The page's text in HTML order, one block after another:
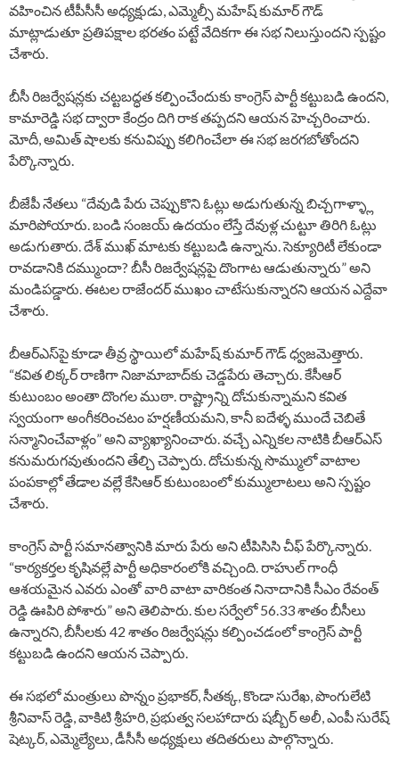
వహించిన టీపీసీసీ అధ్యక్షుడు, ఎమ్మెల్సీ మహేష్ కుమార్ గౌడ్
మాట్లాడుతూ ప్రతిపక్షాల భరతం పట్టే వేదికగా ఈ సభ నిలుస్తుందని స్పష్టం
చేశారు.
బీసీ రిజర్వేషన్లకు చట్టబద్ధత కల్పించేందుకు కాంగ్రెస్ పార్టీ కట్టుబడి ఉందని,
కామారెడ్డి సభ ద్వారా కేంద్రం దిగి రాక తప్పదని ఆయన హెచ్చరించారు.
మోదీ, అమిత్ షాలకు కనువిప్పు కలిగించేలా ఈ సభ జరగబోతోందని
పేర్కొన్నారు.
బీజేపీ నేతలు “దేవుడి పేరు చెప్పుకొని ఓట్లు అడుగుతున్న బిచ్చగాళ్ళ్లా
మారిపోయారు. బండి సంజయ్ ఉదయం లేస్తే దేవుళ్ల చుట్టూ తిరిగి ఓట్లు
అడుగుతారు. దేశ్ ముఖ్ మాటకు కట్టుబడి ఉన్నాను. సెక్యూరిటీ లేకుండా
రావడానికి దమ్ముందా? బీసీ రిజర్వేషన్లపై దొంగాట ఆడుతున్నారు” అని
మండిపడ్డారు. ఈటల రాజేందర్ ముఖం చాటేసుకున్నారని ఆయన ఎద్దేవా
చేశారు.
బీఆర్‌ఎస్‌పై కూడా తీవ్ర స్థాయిలో మహేష్ కుమార్ గౌడ్ ధ్వజమెత్తారు.
“కవిత లిక్కర్ రాణిగా నిజామాబాద్‌కు చెడ్డపేరు తెచ్చారు. కేసీఆర్
కుటుంబం అంతా దొంగల ముఠా. రాష్ట్రాన్ని దోచుకున్నామని కవిత
స్వయంగా అంగీకరించటం హర్షణీయమని, కానీ ఐదేళ్ళ ముందే చెబితే
సన్మానించేవాళ్లం” అని వ్యాఖ్యానించారు. వచ్చే ఎన్నికల నాటికి బీఆర్‌ఎస్
కనుమరుగవుతుందని తేల్చి చెప్పారు. దోచుకున్న సొమ్ములో వాటాల
పంపకాల్లో తేడాల వల్లే కేసిఆర్ కుటుంబంలో కుమ్ములాటలు అని స్పష్టం
చేశారు.
కాంగ్రెస్ పార్టీ సమానత్వానికి మారు పేరు అని టీపిసిసి చీఫ్ పేర్కొన్నారు.
“కార్యకర్తల కృషివల్లే పార్టీ అధికారంలోకి వచ్చింది. రాహుల్ గాంధీ
ఆశయమైన ఎవరు ఎంతో వారి వాటా వారికంత నినాదానికి సీఎం రేవంత్
రెడ్డి ఊపిరి పోశారు” అని తెలిపారు. కుల సర్వేలో 56.33 శాతం బీసీలు
ఉన్నారని, బీసీలకు 42 శాతం రిజర్వేషన్లు కల్పించడంలో కాంగ్రెస్ పార్టీ
కట్టుబడి ఉందని ఆయన చెప్పారు.
ఈ సభలో మంత్రులు పొన్నం ప్రభాకర్, సీతక్క, కొండా సురేఖ, పొంగులేటి
శ్రీనివాస్ రెడ్డి, వాకిటి శ్రీహరి, ప్రభుత్వ సలహాదారు షబ్బీర్ అలీ, ఎంపీ సురేష్
షెట్కర్, ఎమ్మెల్యేలు, డీసీసీ అధ్యక్షులు తదితరులు పాల్గొన్నారు.